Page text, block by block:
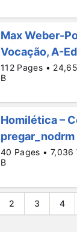
Max Weber-
Vocação, A-
112 Pages •
B
Homilética –
pregar_nodrm
40 Pages • 7,036
B
2 3 4